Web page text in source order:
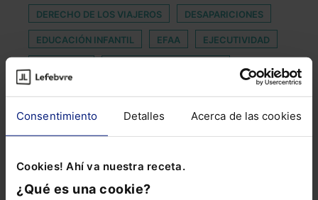
Consentimiento Detalles Acerca de las cookies
Cookies! Ahí va nuestra receta.
¿Qué es una cookie?
DERECHO DE LOS VIAJEROS DESAPARICIONES
EDUCACIÓN INFANTIL EFAA EJECUTIVIDAD
LUIS GOSÁLBEZ
MEJORA MÁS BENEFICIOSA OEDE
PORTAL ESTADÍSTICO DEL NOTARIADO